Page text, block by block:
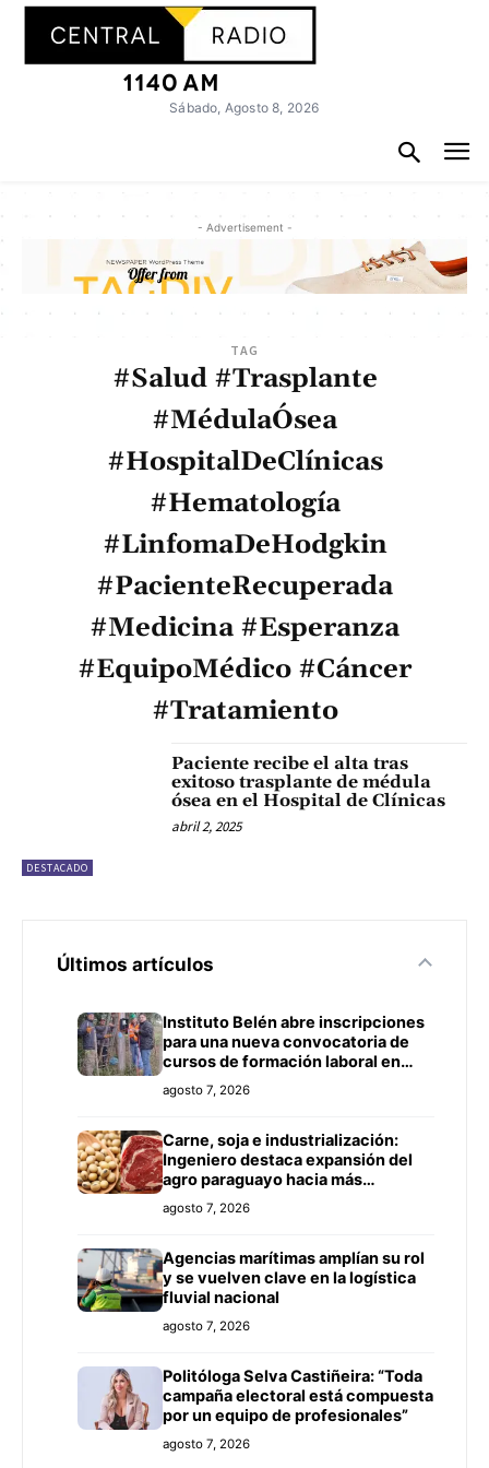
Sábado, Agosto 8, 2026
- Advertisement -
TAG
#Salud #Trasplante
#MédulaÓsea
#HospitalDeClínicas
#Hematología
#LinfomaDeHodgkin
#PacienteRecuperada
#Medicina #Esperanza
#EquipoMédico #Cáncer
#Tratamiento
DESTACADO
Paciente recibe el alta tras
exitoso trasplante de médula
ósea en el Hospital de Clínicas
abril 2, 2025
Últimos artículos
Instituto Belén abre inscripciones
para una nueva convocatoria de
cursos de formación laboral en
Concepción
agosto 7, 2026
Carne, soja e industrialización:
Ingeniero destaca expansión del
agro paraguayo hacia más
mercados
agosto 7, 2026
Agencias marítimas amplían su rol
y se vuelven clave en la logística
fluvial nacional
agosto 7, 2026
Politóloga Selva Castiñeira: “Toda
campaña electoral está compuesta
por un equipo de profesionales”
agosto 7, 2026